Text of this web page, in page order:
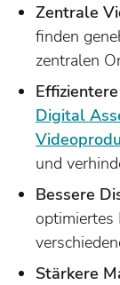
Zentrale
finden
zentralen
Digital
und
Bessere
Stärkere